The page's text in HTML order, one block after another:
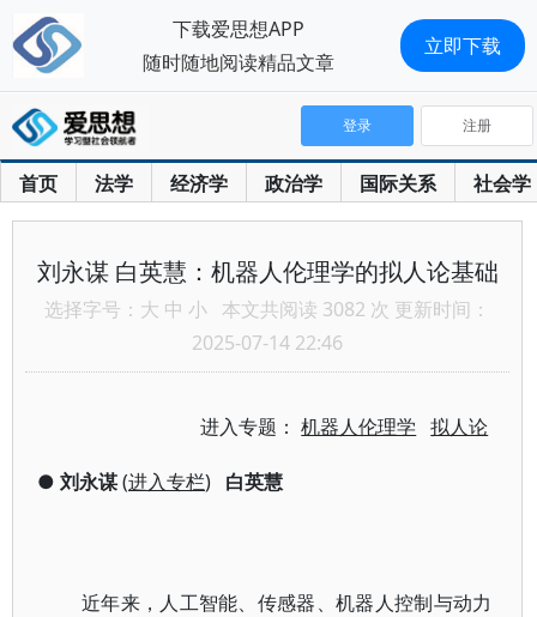
首页 法学 经济学 政治学 国际关系 社会学
登录 注册
刘永谋 白英慧：机器人伦理学的拟人论基础
选择字号： 大 中 小 本文共阅读 3082 次 更新时间：
2025-07-14 22:46
进入专题：机器人伦理学 拟人论
● 刘永谋(进入专栏) 白英慧
近年来，人工智能、传感器、机器人控制与动力
下载爱思想APP
随时随地阅读精品文章
立即下载